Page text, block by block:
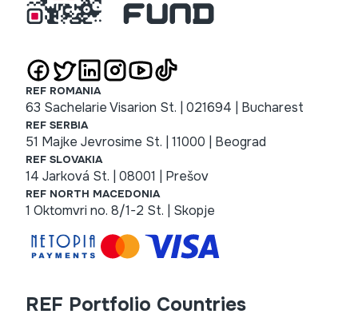
REF ROMANIA
63 Sachelarie Visarion St. | 021694 | Bucharest
REF SERBIA
51 Majke Jevrosime St. | 11000 | Beograd
REF SLOVAKIA
14 Jarková St. | 08001 | Prešov
REF NORTH MACEDONIA
1 Oktomvri no. 8/1-2 St. | Skopje
REF Portfolio Countries